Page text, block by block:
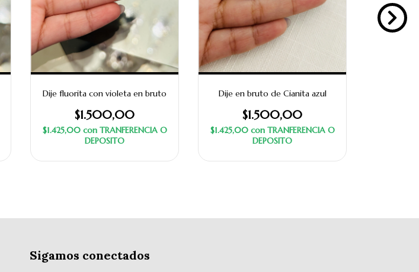
Dije fluorita con violeta en bruto
$1.500,00
$1.425,00 con TRANFERENCIA O
DEPOSITO
Dije en bruto de Cianita azul
$1.500,00
$1.425,00 con TRANFERENCIA O
DEPOSITO
Sigamos conectados